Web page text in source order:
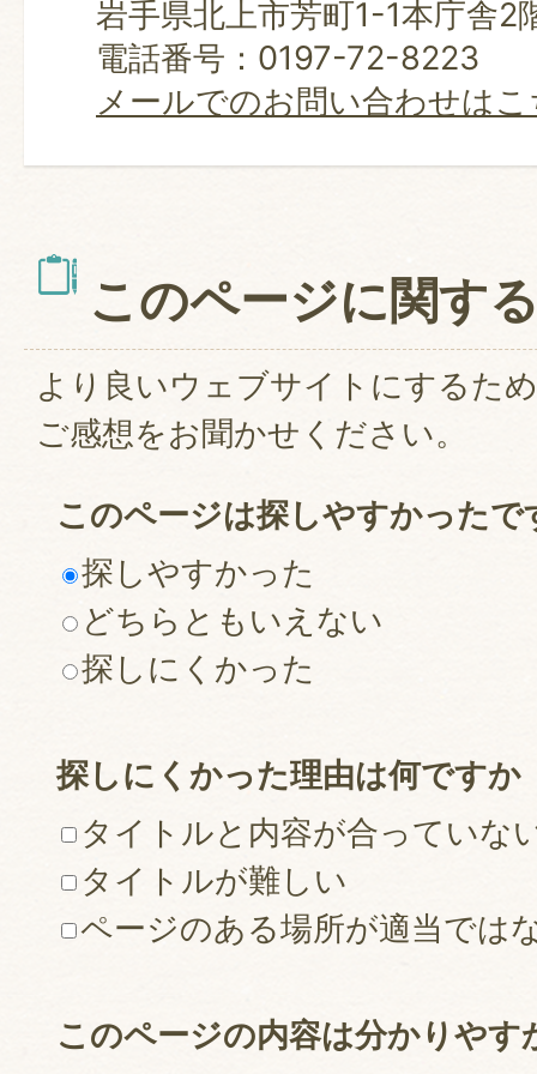
岩手県北上市芳町1-1本庁舎2
電話番号：0197-72-8223
メールでのお問い合わせは
このページに関す
より良いウェブサイトにするた
ご感想をお聞かせください。
このページは探しやすかったで
探しやすかった
どちらともいえない
探しにくかった
探しにくかった理由は何ですか
タイトルと内容が合っていな
タイトルが難しい
ページのある場所が適当では
このページの内容は分かりやす